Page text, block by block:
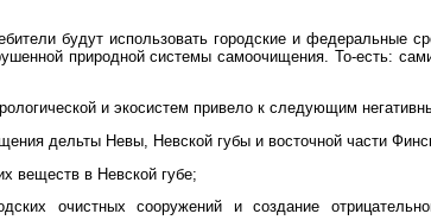
будут использовать городские и федеральные
природной системы самоочищения. То-есть:
и экосистем привело к следующим
дельты Невы, Невской губы и восточной части
веществ в Невской губе;
очистных сооружений и создание